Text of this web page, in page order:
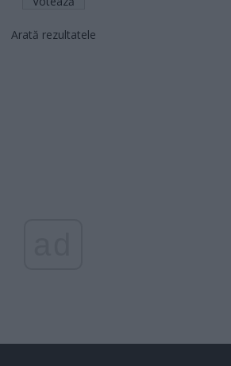
Arată rezultatele